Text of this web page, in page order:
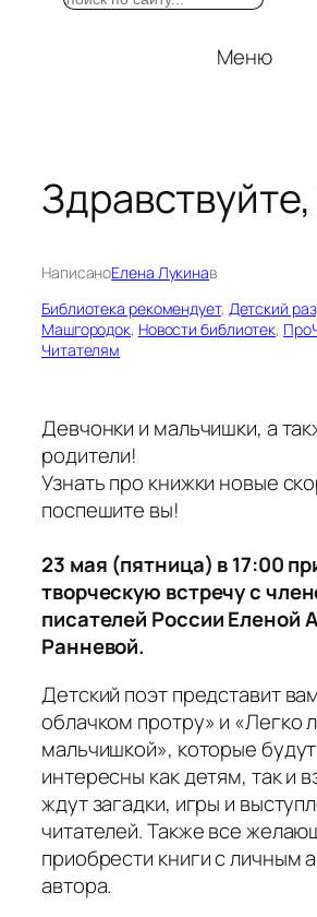
Меню
НаписаноЕлена Лукинав
Библиотека рекомендует, Детский
Машгородок, Новости библиотек,
Читателям
Девчонки и мальчишки, а
родители!
Узнать про книжки новые
поспешите вы!
23 мая (пятница) в 17:00
творческую встречу с
писателей России Еленой
Ранневой.
Детский поэт представит
облачком протру» и «Легко
мальчишкой», которые
интересны как детям, так и
ждут загадки, игры и
читателей. Также все
приобрести книги с личным
автора.